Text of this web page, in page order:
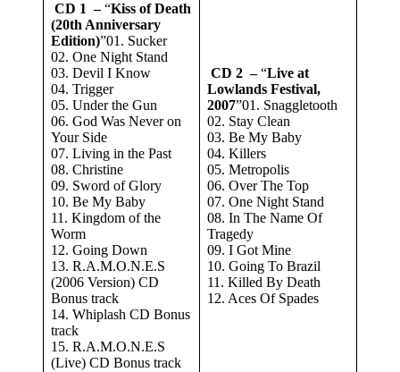
CD 1 –“Kiss of Death
(20th Anniversary
Edition)”01. Sucker
02. One Night Stand
03. Devil I Know
04. Trigger
05. Under the Gun
06. God Was Never on
Your Side
07. Living in the Past
08. Christine
09. Sword of Glory
10. Be My Baby
11. Kingdom of the
Worm
12. Going Down
13. R.A.M.O.N.E.S
(2006 Version) CD
Bonus track
14. Whiplash CD Bonus
track
15. R.A.M.O.N.E.S
(Live) CD Bonus track
CD 2 –“Live at
Lowlands Festival,
2007”01. Snaggletooth
02. Stay Clean
03. Be My Baby
04. Killers
05. Metropolis
06. Over The Top
07. One Night Stand
08. In The Name Of
Tragedy
09. I Got Mine
10. Going To Brazil
11. Killed By Death
12. Aces Of Spades